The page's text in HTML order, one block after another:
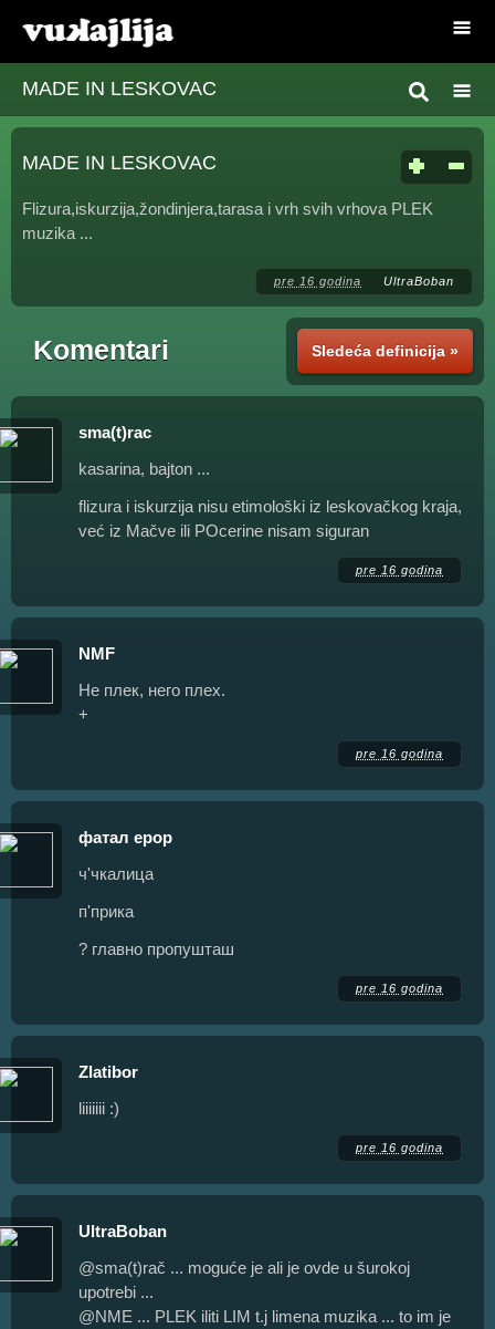
MADE IN LESKOVAC
MADE IN LESKOVAC
Flizura,iskurzija,žondinjera,tarasa i vrh svih vrhova PLEK
muzika ...
pre 16 godina UltraBoban
Sledeća definicija »
Komentari
sma(t)rac
kasarina, bajton ...
flizura i iskurzija nisu etimološki iz leskovačkog kraja,
već iz Mačve ili POcerine nisam siguran
pre 16 godina
NMF
Не плек, него плех.
+
pre 16 godina
фатал ерор
ч'чкалица
п'прика
? главно пропушташ
pre 16 godina
Zlatibor
liiiiiii :)
pre 16 godina
UltraBoban
@sma(t)rač ... moguće je ali je ovde u šurokoj
upotrebi ...
@NME ... PLEK iliti LIM t.j limena muzika ... to im je